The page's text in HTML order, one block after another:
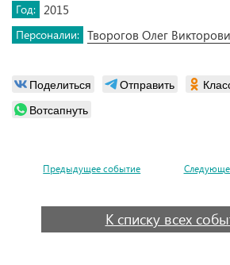
Год: 2015
Персоналии: Творогов Олег
Поделиться Отправить
Вотсапнуть
Предыдущее событие
К списку всех